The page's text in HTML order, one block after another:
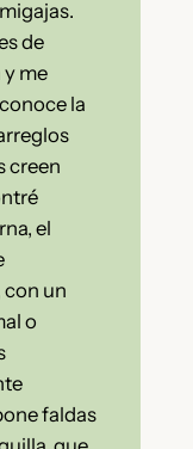
de
y me
la
creen
el
con un
o
faldas